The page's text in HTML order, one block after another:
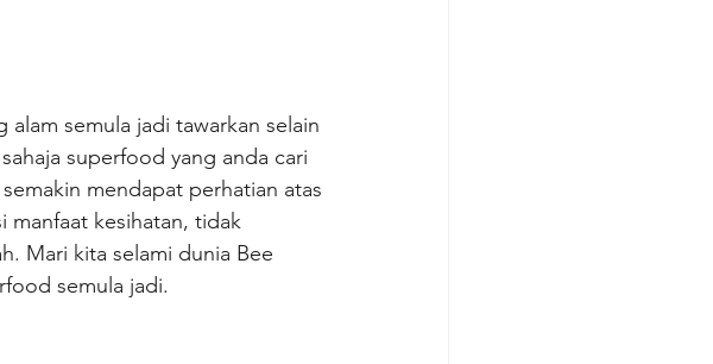
alam semula jadi tawarkan selain
superfood yang anda cari
mendapat perhatian atas
manfaat kesihatan, tidak
Mari kita selami dunia Bee
semula jadi.